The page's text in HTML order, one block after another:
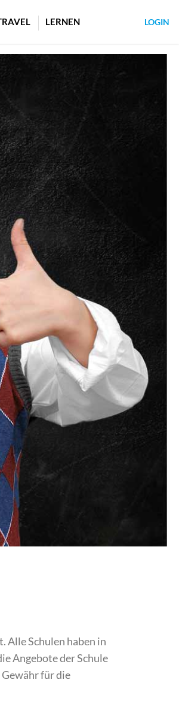
LERNEN LOGIN
Alle Schulen haben in
Angebote der Schule
für die